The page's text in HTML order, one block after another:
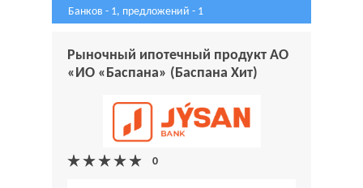
Банков - 1, предложений - 1
Рыночный ипотечный продукт АО
«ИО «Баспана» (Баспана Хит)